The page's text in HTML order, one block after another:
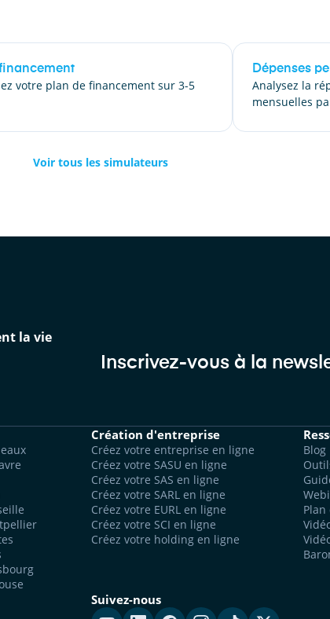
votre plan de financement sur 3-5
Dépenses
Analysez la
mensuelles
Voir tous les simulateurs
la vie
Inscrivez-vous à la
Création d'entreprise
Créez votre entreprise en ligne
Créez votre SASU en ligne
Créez votre SAS en ligne
Créez votre SARL en ligne
Créez votre EURL en ligne
Créez votre SCI en ligne
Créez votre holding en ligne
Blog
Suivez-nous